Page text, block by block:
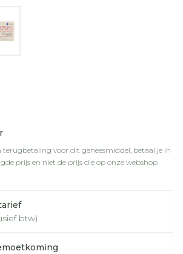
terugbetaling voor dit geneesmiddel, betaal je in
prijs en niet de prijs die op onze webshop
btw)